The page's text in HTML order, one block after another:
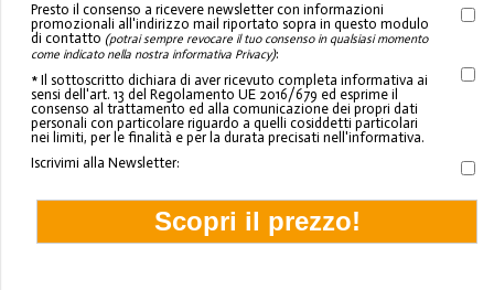
Presto il consenso a ricevere newsletter con informazioni
promozionali all'indirizzo mail riportato sopra in questo modulo
di contatto (potrai sempre revocare il tuo consenso in qualsiasi momento
come indicato nella nostra informativa Privacy):
* Il sottoscritto dichiara di aver ricevuto completa informativa ai
sensi dell'art. 13 del Regolamento UE 2016/679 ed esprime il
consenso al trattamento ed alla comunicazione dei propri dati
personali con particolare riguardo a quelli cosiddetti particolari
nei limiti, per le finalità e per la durata precisati nell'informativa.
Iscrivimi alla Newsletter: